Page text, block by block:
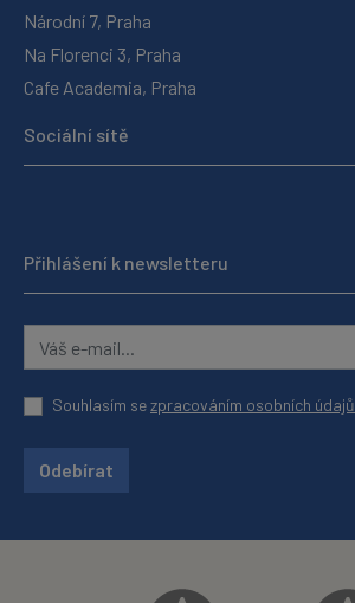
Národní 7, Praha
Na Florenci 3, Praha
Cafe Academia, Praha
Sociální sítě
Přihlášení k newsletteru
Souhlasím sezpracováním osobních údajů
Odebírat